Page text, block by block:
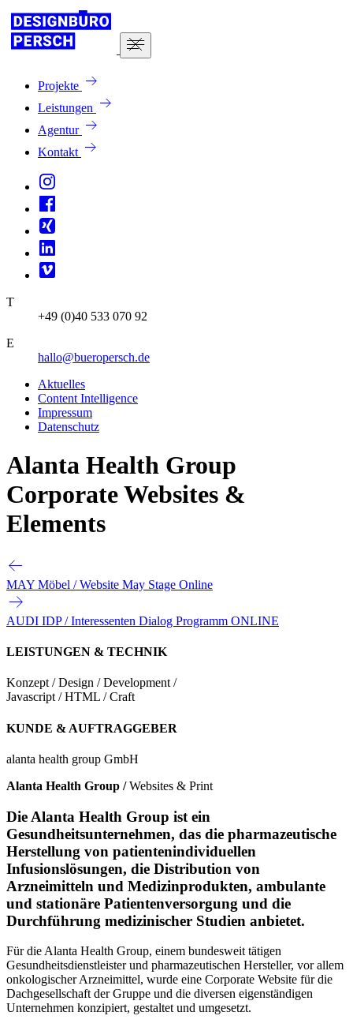
Projekte
Leistungen
Agentur
Kontakt
T
+49 (0)40 533 070 92
E
hallo@bueropersch.de
Aktuelles
Content Intelligence
Impressum
Datenschutz
Alanta Health Group
Corporate Websites &
Elements
MAY Möbel / Website May Stage Online
AUDI IDP / Interessenten Dialog Programm ONLINE
LEISTUNGEN & TECHNIK
Konzept / Design / Development /
Javascript / HTML / Craft
KUNDE & AUFTRAGGEBER
alanta health group GmbH
Alanta Health Group /Websites & Print
Die Alanta Health Group ist ein
Gesundheitsunternehmen, das die pharmazeutische
Herstellung von patientenindividuellen
Infusionslösungen, die Distribution von
Arzneimitteln und Medizinprodukten, ambulante
und stationäre Patientenversorgung und die
Durchführung medizinischer Studien anbietet.
Für die Alanta Health Group, einem bundesweit tätigen
Gesundheitsdienstleister und pharmazeutischen Hersteller, vor allem
onkologischer Arzneimittel, wurde eine Corporate Website für die
Dachgesellschaft der Gruppe und die diversen eigenständigen
Unternehmen konzipiert, gestaltet und umgesetzt.